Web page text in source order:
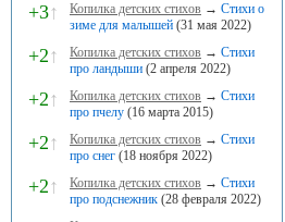
+3↑ Копилка детских стихов → Стихи о
зиме для малышей (31 мая 2022)
+2↑ Копилка детских стихов → Стихи
про ландыши (2 апреля 2022)
+2↑ Копилка детских стихов → Стихи
про пчелу (16 марта 2015)
+2↑ Копилка детских стихов → Стихи
про снег (18 ноября 2022)
+2↑ Копилка детских стихов → Стихи
про подснежник (28 февраля 2022)